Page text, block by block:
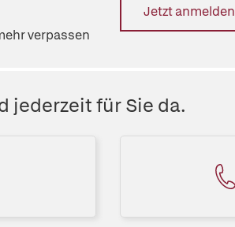
verpassen
Jetzt anmelden
jederzeit für Sie da.